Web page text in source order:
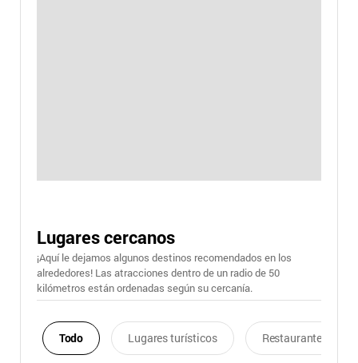
Lugares cercanos
¡Aquí le dejamos algunos destinos recomendados en los
alrededores! Las atracciones dentro de un radio de 50
kilómetros están ordenadas según su cercanía.
Todo Lugares turísticos Restaurantes